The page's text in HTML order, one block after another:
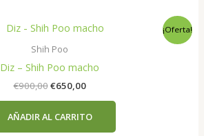
¡Oferta!
Shih Poo
Diz – Shih Poo macho
€900,00El
era:
€900,00.
€650,00El
es:
€650,00.
AÑADIR AL CARRITO